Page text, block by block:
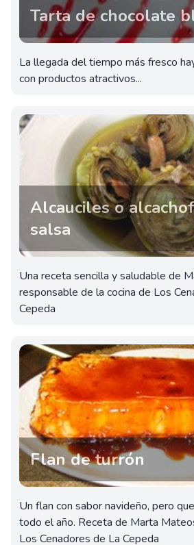
Tarta de chocolate
La llegada del tiempo más fresco
con productos atractivos...
Alcauciles o
salsa
Una receta sencilla y saludable de
responsable de la cocina de Los
Cepeda
Flan de turrón
Un flan con sabor navideño, pero
todo el año. Receta de Marta
Los Cenadores de La Cepeda